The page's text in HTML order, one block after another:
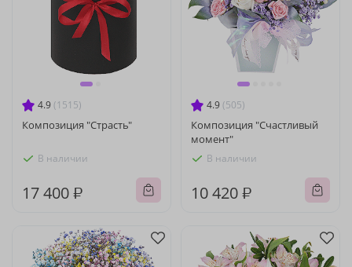
4.9 (1515)
Композиция "Страсть"
В наличии
17 400 ₽
4.9 (505)
Композиция "Счастливый
момент"
В наличии
10 420 ₽